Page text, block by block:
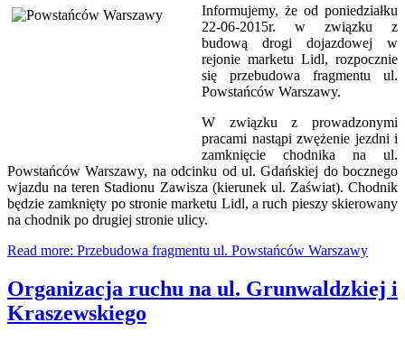
Informujemy, że od poniedziałku
22-06-2015r. w związku z
budową drogi dojazdowej w
rejonie marketu Lidl, rozpocznie
się przebudowa fragmentu ul.
Powstańców Warszawy.
W związku z prowadzonymi
pracami nastąpi zwężenie jezdni i
zamknięcie chodnika na ul.
Powstańców Warszawy, na odcinku od ul. Gdańskiej do bocznego
wjazdu na teren Stadionu Zawisza (kierunek ul. Zaświat). Chodnik
będzie zamknięty po stronie marketu Lidl, a ruch pieszy skierowany
na chodnik po drugiej stronie ulicy.
Read more: Przebudowa fragmentu ul. Powstańców Warszawy
Organizacja ruchu na ul. Grunwaldzkiej i
Kraszewskiego